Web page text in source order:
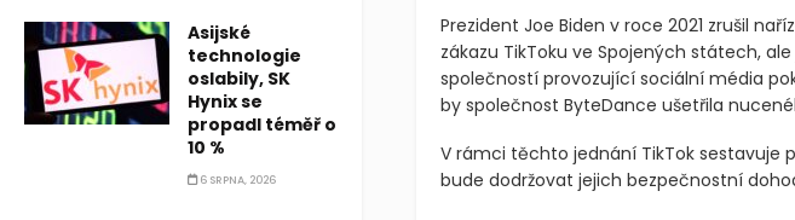
Prezident Joe Biden v roce 2021 zrušil
zákazu TikToku ve Spojených státech,
společností provozující sociální média
by společnost ByteDance ušetřila
V rámci těchto jednání TikTok sestavuje
bude dodržovat jejich bezpečnostní
Asijské
technologie
oslabily, SK
Hynix se
propadl téměř o
10 %
6 SRPNA, 2026